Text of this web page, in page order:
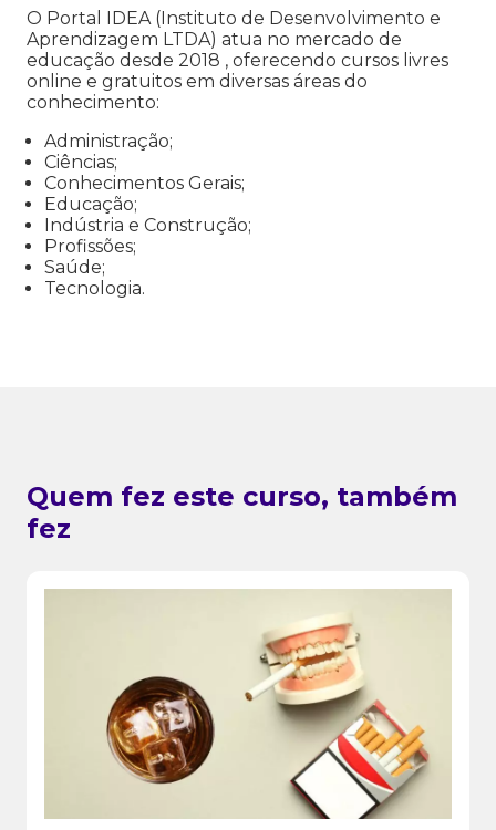
O Portal IDEA (Instituto de Desenvolvimento e
Aprendizagem LTDA) atua no mercado de
educação desde 2018 , oferecendo cursos livres
online e gratuitos em diversas áreas do
conhecimento:
Administração;
Ciências;
Conhecimentos Gerais;
Educação;
Indústria e Construção;
Profissões;
Saúde;
Tecnologia.
Quem fez este curso, também
fez